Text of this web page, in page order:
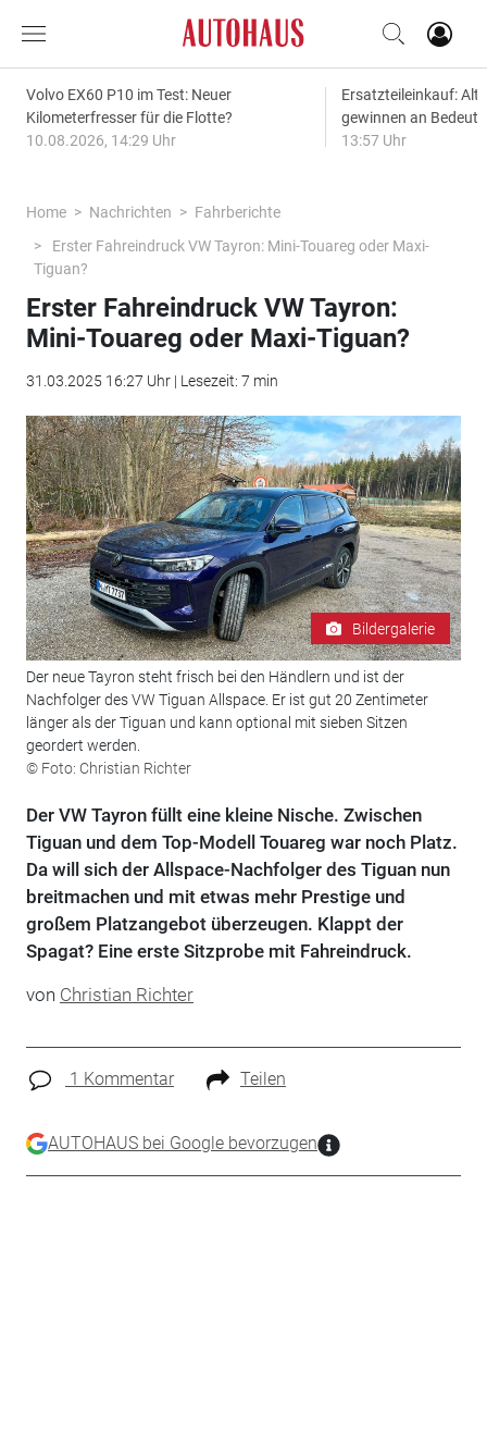
Volvo EX60 P10 im Test: Neuer
Kilometerfresser für die Flotte?
10.08.2026, 14:29 Uhr
Ersatzteileinkauf:
gewinnen an
13:57 Uhr
Home Nachrichten
Fahrberichte
Erster Fahreindruck VW Tayron: Mini-Touareg oder Maxi-
Tiguan?
Erster Fahreindruck VW Tayron:
Mini-Touareg oder Maxi-Tiguan?
31.03.2025 16:27 Uhr | Lesezeit: 7 min
Bildergalerie
Der neue Tayron steht frisch bei den Händlern und ist der
Nachfolger des VW Tiguan Allspace. Er ist gut 20 Zentimeter
länger als der Tiguan und kann optional mit sieben Sitzen
geordert werden.
© Foto: Christian Richter
Der VW Tayron füllt eine kleine Nische. Zwischen
Tiguan und dem Top-Modell Touareg war noch Platz.
Da will sich der Allspace-Nachfolger des Tiguan nun
breitmachen und mit etwas mehr Prestige und
großem Platzangebot überzeugen. Klappt der
Spagat? Eine erste Sitzprobe mit Fahreindruck.
von Christian Richter
1 Kommentar Teilen
AUTOHAUS bei Google bevorzugen